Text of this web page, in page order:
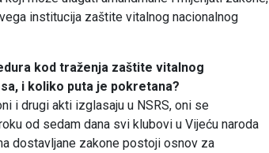
institucija zaštite vitalnog nacionalnog
kod traženja zaštite vitalnog
i koliko puta je pokretana?
i drugi akti izglasaju u NSRS, oni se
od sedam dana svi klubovi u Vijeću naroda
dostavljane zakone postoji osnov za